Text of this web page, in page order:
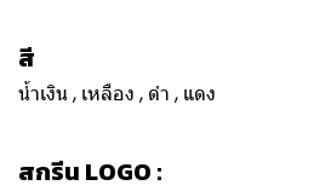
สี
น้ำเงิน , เหลือง , ดำ , แดง
สกรีน LOGO :